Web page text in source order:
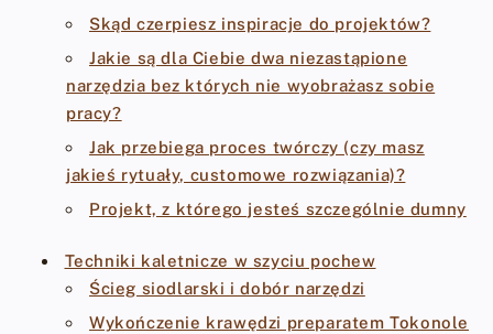
Skąd czerpiesz inspiracje do projektów?
Jakie są dla Ciebie dwa niezastąpione
narzędzia bez których nie wyobrażasz sobie
pracy?
Jak przebiega proces twórczy (czy masz
jakieś rytuały, customowe rozwiązania)?
Projekt, z którego jesteś szczególnie dumny
Techniki kaletnicze w szyciu pochew
Ścieg siodlarski i dobór narzędzi
Wykończenie krawędzi preparatem Tokonole